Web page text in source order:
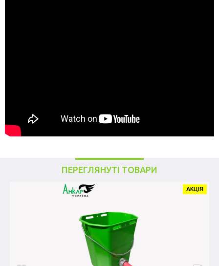
ПЕРЕГЛЯНУТІ ТОВАРИ
АКЦІЯ